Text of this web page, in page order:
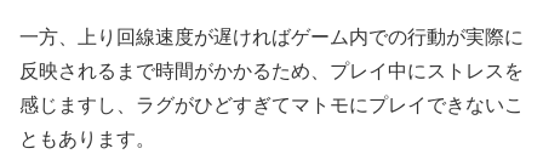
一方、上り回線速度が遅ければゲーム内での行動が実際に
反映されるまで時間がかかるため、プレイ中にストレスを
感じますし、ラグがひどすぎてマトモにプレイできないこ
ともあります。